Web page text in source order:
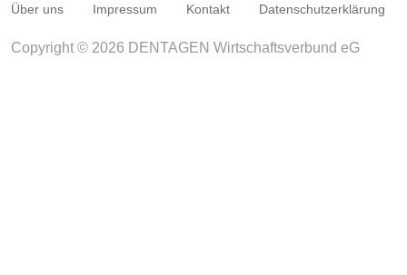
Über uns Impressum Kontakt Datenschutzerklärung
Copyright © 2026 DENTAGEN Wirtschaftsverbund eG